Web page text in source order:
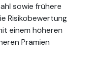
sowie frühere
Risikobewertung
einem höheren
Prämien